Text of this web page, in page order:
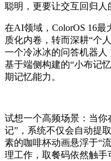
聪明，更要让交互回归人
在AI领域，ColorOS 16
质化内卷，转而深耕“个
一个冷冰冰的问答机器人
基于端侧构建的“小布记
期记忆能力。
试想一个高频场景：当你
记”，系统不仅会自动提
素的咖啡杯动画悬浮于“
理工作，取餐码依然触